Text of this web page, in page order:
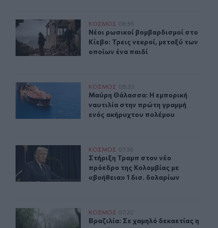
Νέοι ρωσικοί βομβαρδισμοί στο Κίεβο: Τρεις νεκροί,
ΚΟΣΜΟΣ 08:55
Νέοι ρωσικοί βομβαρδισμοί στο
Νέοι ρωσικοί βομβαρδισμοί στο
Κίεβο: Τρεις νεκροί, μεταξύ των
οποίων ένα παιδί
Μαύρη Θάλασσα: Η εμπορική ναυτιλία στην πρώτη
ΚΟΣΜΟΣ 08:33
Μαύρη Θάλασσα: Η εμπορική
Μαύρη Θάλασσα: Η εμπορική
ναυτιλία στην πρώτη γραμμή
ενός ακήρυχτου πολέμου
Στήριξη Τραμπ στον νέο πρόεδρο της Κολομβίας με
ΚΟΣΜΟΣ 07:36
Στήριξη Τραμπ στον νέο πρόεδρο
Στήριξη Τραμπ στον νέο
πρόεδρο της Κολομβίας με
«βοήθεια» 1 δισ. δολαρίων
Βραζιλία: Σε χαμηλό δεκαετίας η αποψίλωση του
ΚΟΣΜΟΣ 07:22
Βραζιλία: Σε χαμηλό δεκαετίας η
Βραζιλία: Σε χαμηλό δεκαετίας η